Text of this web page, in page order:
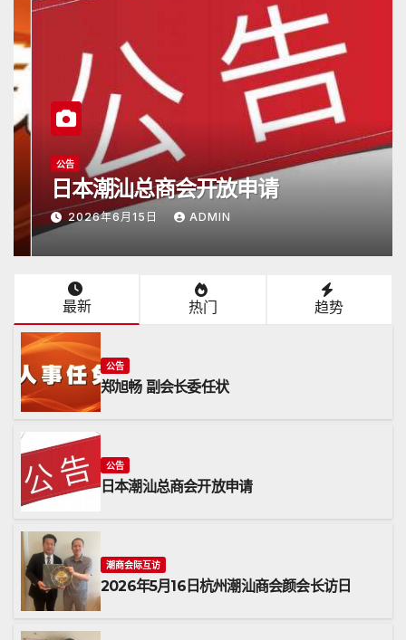
公告
日本潮汕总商会开放申请
2026年6月15日 ADMIN
最新 热门 趋势
公告
郑旭畅 副会长委任状
公告
日本潮汕总商会开放申请
潮商会际互访
2026年5月16日杭州潮汕商会颜会长访日